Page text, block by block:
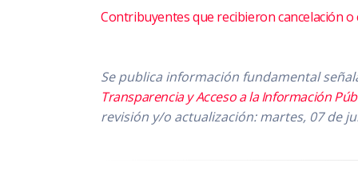
Contribuyentes que recibieron cancelación
Se publica información fundamental
Transparencia y Acceso a la Información
revisión y/o actualización: martes, 07 de